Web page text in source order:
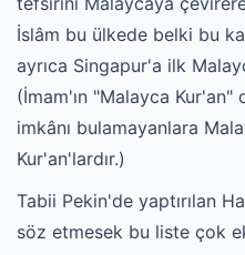
İslâm bu ülkede belki bu
ayrıca Singapur'a ilk
(İmam'ın "Malayca
imkânı bulamayanlara
Kur'an'lardır.)
Tabii Pekin'de yaptırılan
söz etmesek bu liste çok